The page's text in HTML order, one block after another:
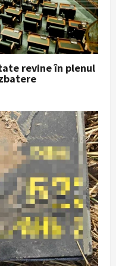
revine în plenul